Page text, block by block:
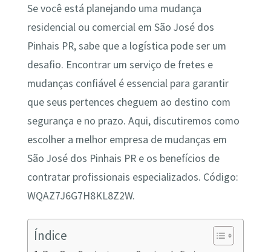
Se você está planejando uma mudança
residencial ou comercial em São José dos
Pinhais PR, sabe que a logística pode ser um
desafio. Encontrar um serviço de fretes e
mudanças confiável é essencial para garantir
que seus pertences cheguem ao destino com
segurança e no prazo. Aqui, discutiremos como
escolher a melhor empresa de mudanças em
São José dos Pinhais PR e os benefícios de
contratar profissionais especializados. Código:
WQAZ7J6G7H8KL8Z2W.
Índice